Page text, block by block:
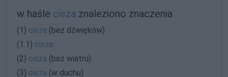
w haśle cisza znaleziono znaczenia
(1) cisza (bez dźwięków)
(1.1) cisza
(2) cisza (bez wiatru)
(3) cisza (w duchu)